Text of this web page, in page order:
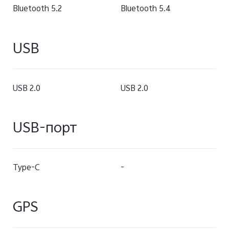
Bluetooth 5.2 Bluetooth 5.4
USB
USB 2.0 USB 2.0
USB-порт
Type-C -
GPS